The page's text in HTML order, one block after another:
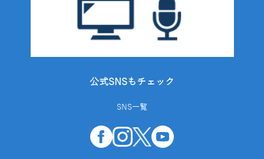
公式SNSもチェック
SNS一覧